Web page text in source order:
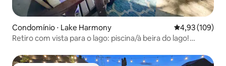
Condomínio ⋅ Lake Harmony 4,93 de uma
4,93 (109)
Retiro com vista para o lago: piscina/à beira do lago!